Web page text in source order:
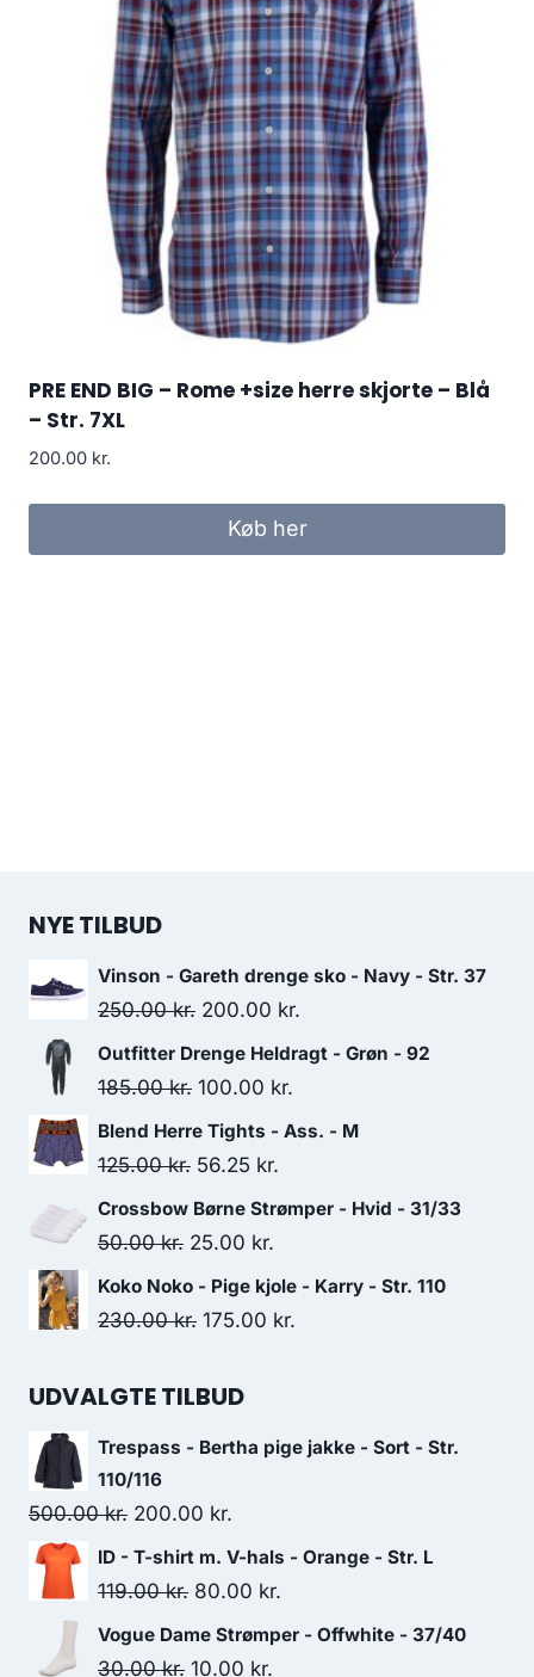
PRE END BIG – Rome +size herre skjorte – Blå
– Str. 7XL
200.00 kr.
Køb her
NYE TILBUD
Vinson - Gareth drenge sko - Navy - Str. 37
250.00kr. Original
price
was:
200.00 kr.
price
Outfitter Drenge Heldragt - Grøn - 92
185.00kr. Original
price
was:
100.00 kr.
price
Blend Herre Tights - Ass. - M
125.00kr. Original
price
was:
56.25 kr.
price
Crossbow Børne Strømper - Hvid - 31/33
50.00kr. Original
price
was:
25.00 kr.
price
is:
Koko Noko - Pige kjole - Karry - Str. 110
230.00kr. Original
was:
175.00 kr.
UDVALGTE TILBUD
Trespass - Bertha pige jakke - Sort - Str.
110/116
500.00kr. Original
price
was:
200.00 kr.
price
is:
ID - T-shirt m. V-hals - Orange - Str. L
119.00kr. Original
price
was:
80.00 kr.
price
Vogue Dame Strømper - Offwhite - 37/40
30.00kr. Original
10.00 kr.